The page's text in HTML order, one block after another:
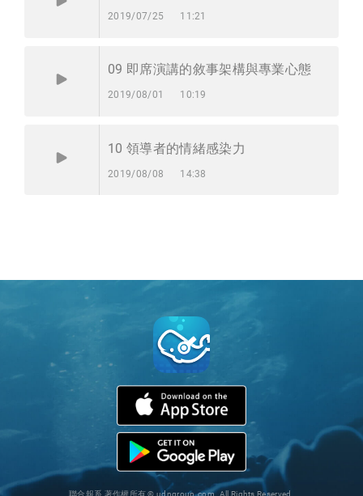
2019/07/25 11:21
09 即席演講的敘事架構與專業心態
2019/08/01 10:19
10 領導者的情緒感染力
2019/08/08 14:38